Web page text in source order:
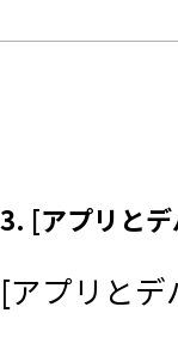
3. [アプリと
[アプリとデ